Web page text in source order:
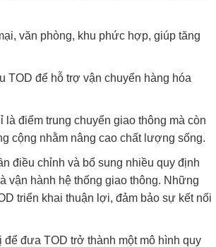
văn phòng, khu phức hợp, giúp tăng
TOD để hỗ trợ vận chuyển hàng hóa
điểm trung chuyển giao thông mà còn
cộng nhằm nâng cao chất lượng sống.
điều chỉnh và bổ sung nhiều quy định
vận hành hệ thống giao thông. Những
triển khai thuận lợi, đảm bảo sự kết nối
đưa TOD trở thành một mô hình quy